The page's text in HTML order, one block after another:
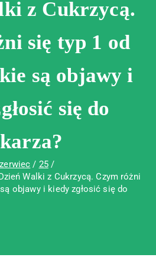
z Cukrzycą.
się typ 1 od
są objawy i
się do
25
Walki z Cukrzycą. Czym różni
objawy i kiedy zgłosić się do